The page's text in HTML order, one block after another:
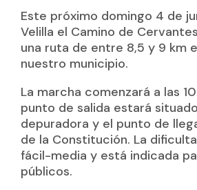
Este próximo domingo 4 de
Velilla el Camino de
una ruta de entre 8,5 y 9 km
nuestro municipio.
La marcha comenzará a las
punto de salida estará
depuradora y el punto de
de la Constitución. La
fácil-media y está indicada
públicos.